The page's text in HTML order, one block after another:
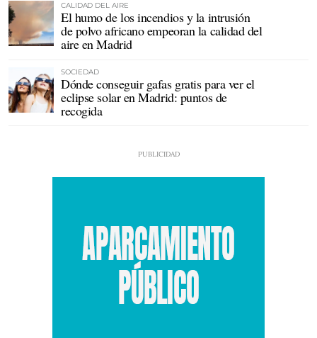
CALIDAD DEL AIRE
El humo de los incendios y la intrusión
de polvo africano empeoran la calidad del
aire en Madrid
SOCIEDAD
Dónde conseguir gafas gratis para ver el
eclipse solar en Madrid: puntos de
recogida